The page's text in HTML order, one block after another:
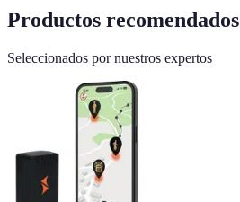
Productos recomendados
Seleccionados por nuestros expertos